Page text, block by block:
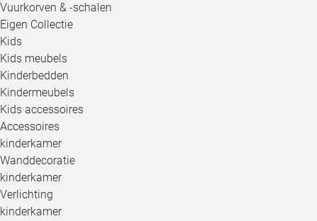
Vuurkorven & -schalen
Eigen Collectie
Kids
Kids meubels
Kinderbedden
Kindermeubels
Kids accessoires
Accessoires
kinderkamer
Wanddecoratie
kinderkamer
Verlichting
kinderkamer